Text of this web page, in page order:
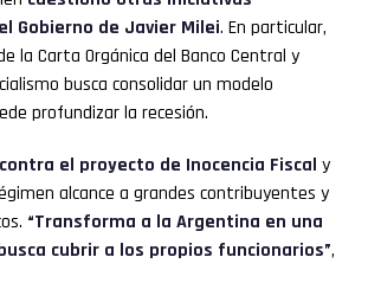
Gobierno de Javier Milei. En particular,
la Carta Orgánica del Banco Central y
busca consolidar un modelo
profundizar la recesión.
el proyecto de Inocencia Fiscal y
alcance a grandes contribuyentes y
“Transforma a la Argentina en una
cubrir a los propios funcionarios”,